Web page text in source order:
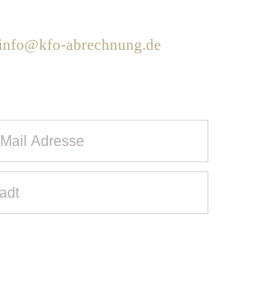
abrechnung.de